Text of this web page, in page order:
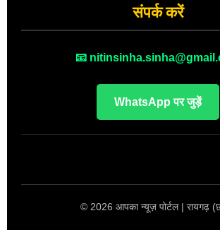
संपर्क करें
📧
WhatsApp पर जुड़ें
© 2026 आपका न्यूज़ पोर्टल | रायगढ़